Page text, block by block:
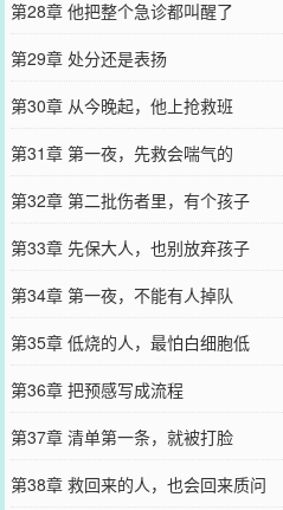
第28章 他把整个急诊都叫醒了
第29章 处分还是表扬
第30章 从今晚起，他上抢救班
第31章 第一夜，先救会喘气的
第32章 第二批伤者里，有个孩子
第33章 先保大人，也别放弃孩子
第34章 第一夜，不能有人掉队
第35章 低烧的人，最怕白细胞低
第36章 把预感写成流程
第37章 清单第一条，就被打脸
第38章 救回来的人，也会回来质问